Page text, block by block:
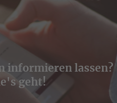
informieren lassen?
geht!